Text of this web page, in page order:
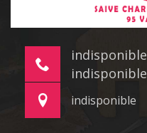
indisponible
indisponible
indisponible